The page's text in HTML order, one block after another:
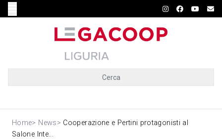
Cerca
Home> News> Cooperazione e Pertini protagonisti al
Salone Inte...